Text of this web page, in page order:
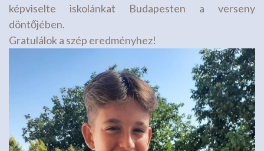
képviselte iskolánkat Budapesten a verseny
döntőjében.
Gratulálok a szép eredményhez!